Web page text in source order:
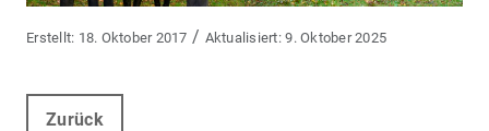
18. Oktober 2017 / 9. Oktober 2025
Zurück